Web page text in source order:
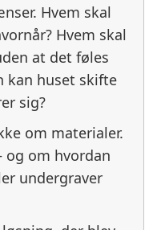
Hvem skal
Hvem skal
at det føles
kan huset skifte
sig?
om materialer.
og om hvordan
undergraver